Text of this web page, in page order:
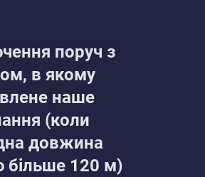
поруч з
в якому
наше
(коли
довжина
більше 120 м)